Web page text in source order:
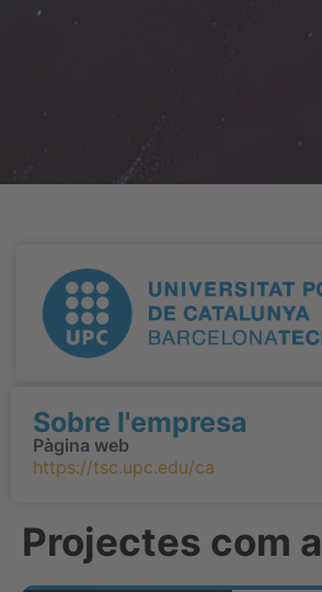
Projectes com a
Sobre l'empresa
Pàgina web
https://tsc.upc.edu/ca